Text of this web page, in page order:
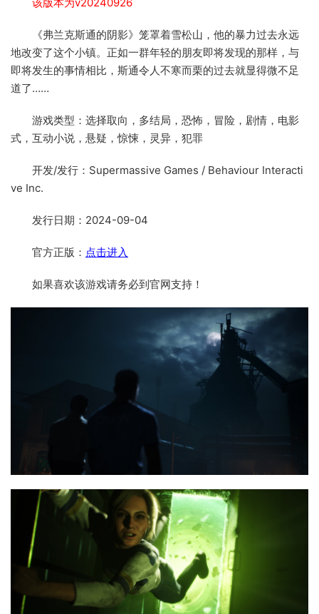
该版本为v20240926
《弗兰克斯通的阴影》笼罩着雪松山，他的暴力过去永远
地改变了这个小镇。正如一群年轻的朋友即将发现的那样，与
即将发生的事情相比，斯通令人不寒而栗的过去就显得微不足
道了……
游戏类型：选择取向，多结局，恐怖，冒险，剧情，电影
式，互动小说，悬疑，惊悚，灵异，犯罪
开发/发行：Supermassive Games / Behaviour Interacti
ve Inc.
发行日期：2024-09-04
官方正版： 点击进入
如果喜欢该游戏请务必到官网支持！